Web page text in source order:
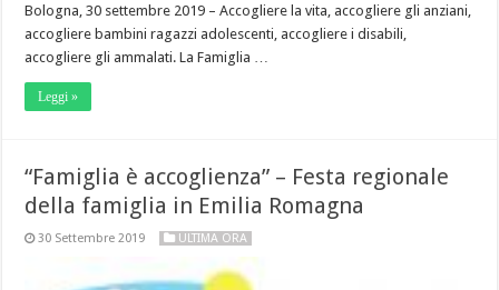
Bologna, 30 settembre 2019 – Accogliere la vita, accogliere gli anziani,
accogliere bambini ragazzi adolescenti, accogliere i disabili,
accogliere gli ammalati. La Famiglia …
Leggi »
“Famiglia è accoglienza” – Festa regionale
della famiglia in Emilia Romagna
30 Settembre 2019 ULTIMA ORA